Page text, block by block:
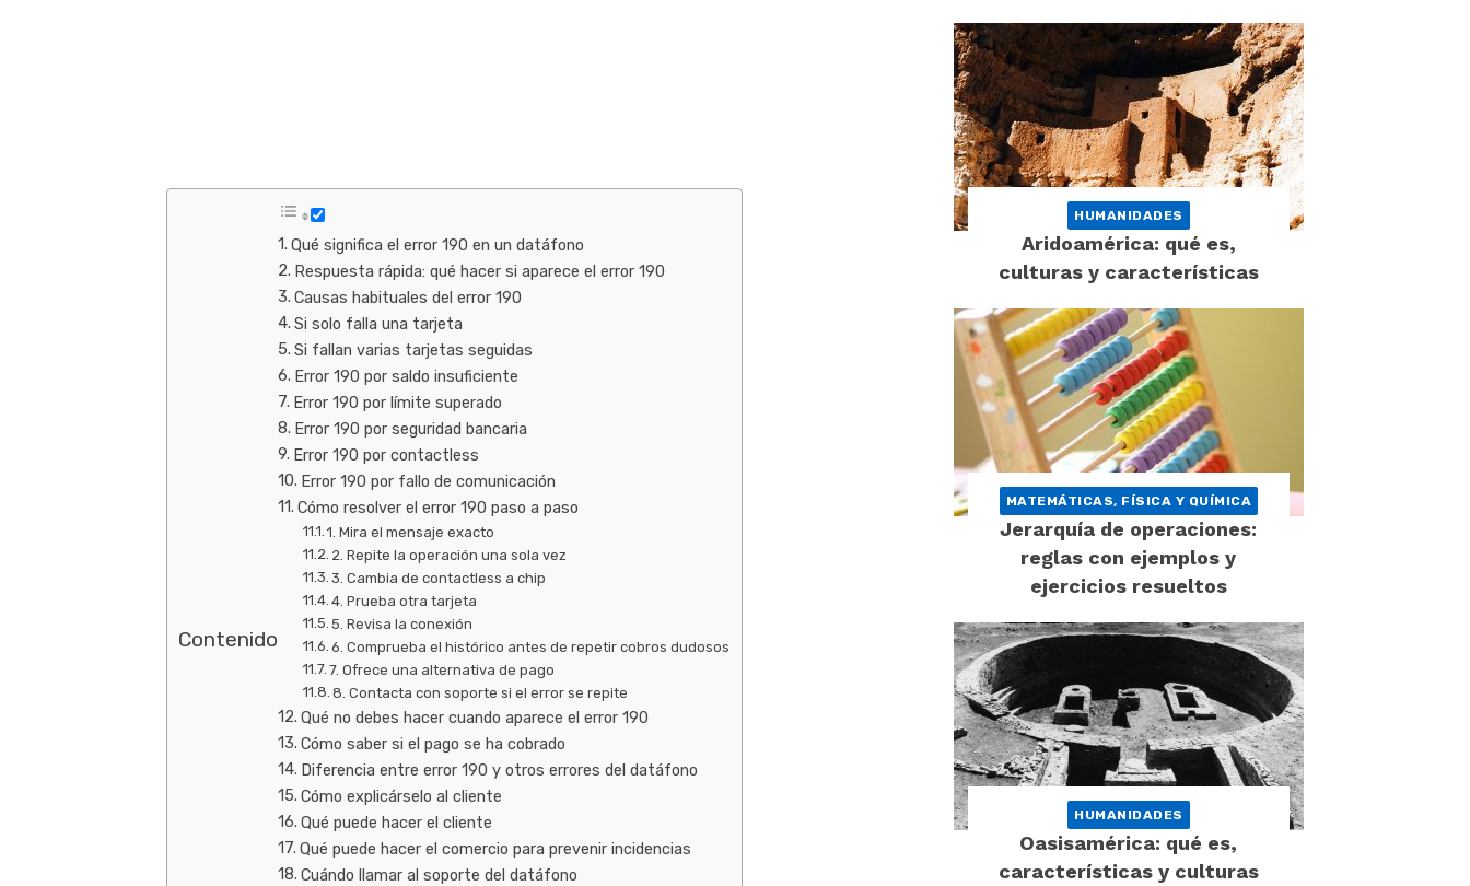
Contenido
Qué significa el error 190 en un datáfono
Respuesta rápida: qué hacer si aparece el error 190
Causas habituales del error 190
Si solo falla una tarjeta
Si fallan varias tarjetas seguidas
Error 190 por saldo insuficiente
Error 190 por límite superado
Error 190 por seguridad bancaria
Error 190 por contactless
Error 190 por fallo de comunicación
Cómo resolver el error 190 paso a paso
1. Mira el mensaje exacto
2. Repite la operación una sola vez
3. Cambia de contactless a chip
4. Prueba otra tarjeta
5. Revisa la conexión
6. Comprueba el histórico antes de repetir cobros dudosos
7. Ofrece una alternativa de pago
8. Contacta con soporte si el error se repite
Qué no debes hacer cuando aparece el error 190
Cómo saber si el pago se ha cobrado
Diferencia entre error 190 y otros errores del datáfono
Cómo explicárselo al cliente
Qué puede hacer el cliente
Qué puede hacer el comercio para prevenir incidencias
Cuándo llamar al soporte del datáfono
HUMANIDADES
Aridoamérica: qué es,
culturas y características
MATEMÁTICAS, FÍSICA Y QUÍMICA
Jerarquía de operaciones:
reglas con ejemplos y
ejercicios resueltos
HUMANIDADES
Oasisamérica: qué es,
características y culturas